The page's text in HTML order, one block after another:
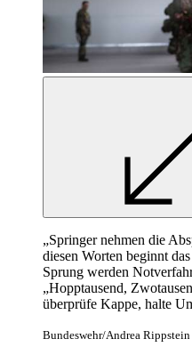
„Springer nehmen die
diesen Worten beginnt
Sprung werden
„Hopptausend,
überprüfe Kappe, halte
Bundeswehr/Andrea Rippstein